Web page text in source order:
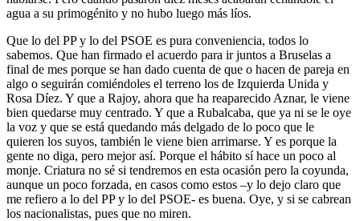
agua a su primogénito y no hubo luego más líos.
Que lo del PP y lo del PSOE es pura conveniencia, todos lo
sabemos. Que han firmado el acuerdo para ir juntos a Bruselas a
final de mes porque se han dado cuenta de que o hacen de pareja en
algo o seguirán comiéndoles el terreno los de Izquierda Unida y
Rosa Díez. Y que a Rajoy, ahora que ha reaparecido Aznar, le viene
bien quedarse muy centrado. Y que a Rubalcaba, que ya ni se le oye
la voz y que se está quedando más delgado de lo poco que le
quieren los suyos, también le viene bien arrimarse. Y es porque la
gente no diga, pero mejor así. Porque el hábito sí hace un poco al
monje. Criatura no sé si tendremos en esta ocasión pero la coyunda,
aunque un poco forzada, en casos como estos –y lo dejo claro que
me refiero a lo del PP y lo del PSOE- es buena. Oye, y si se cabrean
los nacionalistas, pues que no miren.